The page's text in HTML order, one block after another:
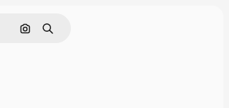
Nach Bild suchen
Suchen